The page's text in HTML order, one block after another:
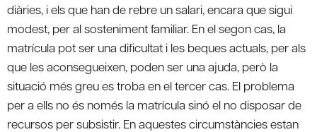
diàries, i els que han de rebre un salari, encara que sigui
modest, per al sosteniment familiar. En el segon cas, la
matrícula pot ser una dificultat i les beques actuals, per als
que les aconsegueixen, poden ser una ajuda, però la
situació més greu es troba en el tercer cas. El problema
per a ells no és només la matrícula sinó el no disposar de
recursos per subsistir. En aquestes circumstàncies estan